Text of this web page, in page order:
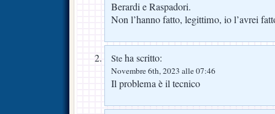
Berardi e Raspadori.
Non l’hanno fatto, legittimo, io l’avrei
Ste ha scritto:
Novembre 6th, 2023 alle 07:46
Il problema è il tecnico